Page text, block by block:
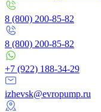
8 (800) 200-85-82
8 (800) 200-85-82
+7 (922) 188-34-29
izhevsk@evropump.ru